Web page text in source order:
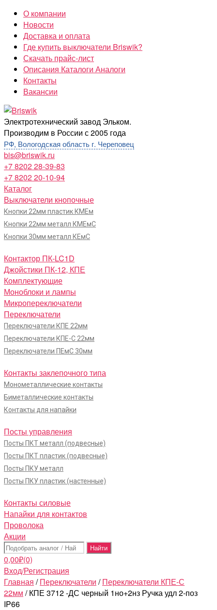
Перейти
содержимому
О компании
Новости
Доставка и оплата
Где купить выключатели Briswik?
Скачать прайс-лист
Описания Каталоги Аналоги
Контакты
Вакансии
Briswik
Электротехнический завод Эльком.
Производим в России с 2005 года
РФ, Вологодская область г. Череповец
bis@briswik.ru
+7 8202 28-39-83
+7 8202 20-10-94
Каталог
Выключатели кнопочные
Кнопки 22мм пластик КМЕм
Кнопки 22мм металл КМЕмС
Кнопки 30мм металл КЕмС
Контактор ПК-LC1D
Джойстики ПК-12, КПЕ
Комплектующие
Моноблоки и лампы
Микропереключатели
Переключатели
Переключатели КПЕ 22мм
Переключатели КПЕ-С 22мм
Переключатели ПЕмС 30мм
Контакты заклепочного типа
Монометаллические контакты
Биметаллические контакты
Контакты для напайки
Посты управления
Посты ПКТ металл (подвесные)
Посты ПКТ пластик (подвесные)
Посты ПКУ металл
Посты ПКУ пластик (настенные)
Контакты силовые
Напайки для контактов
Проволока
Акции
Поиск:
0,00₽(0)
Вход/Регистрация
Главная /Переключатели /Переключатели КПЕ-С
22мм / КПЕ 3712 -ДС черный 1но+2нз Ручка удл 2-поз
IP66